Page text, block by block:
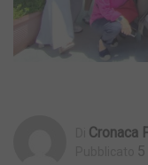
Cronaca